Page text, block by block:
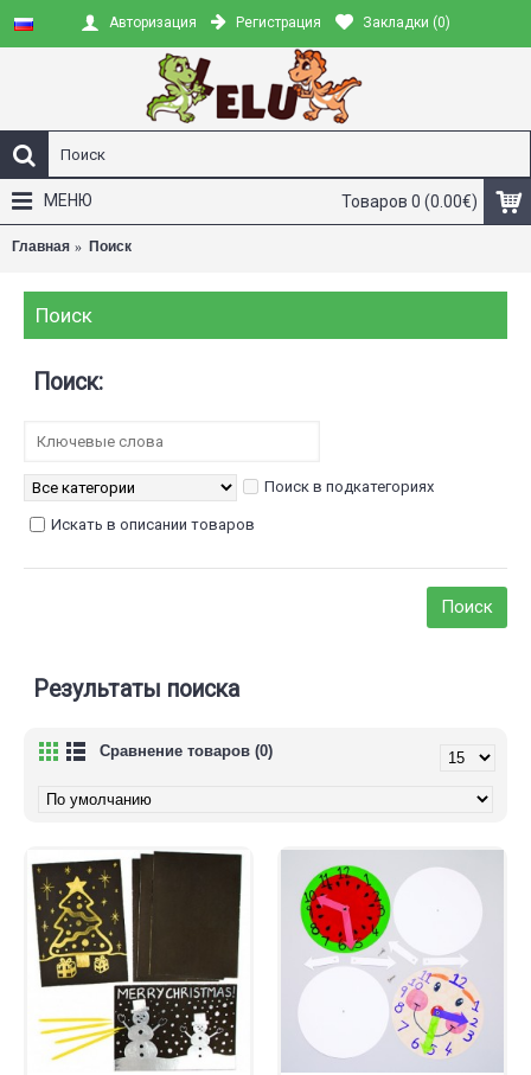
Авторизация Регистрация Закладки (0)
Товаров 0 (0.00€)
МЕНЮ
Главная Поиск
Поиск
Поиск:
Поиск в подкатегориях
Искать в описании товаров
Результаты поиска
Сравнение товаров (0)